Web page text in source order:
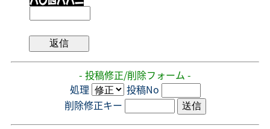
- 投稿修正/削除フォーム -
処理
投稿No
削除修正キー